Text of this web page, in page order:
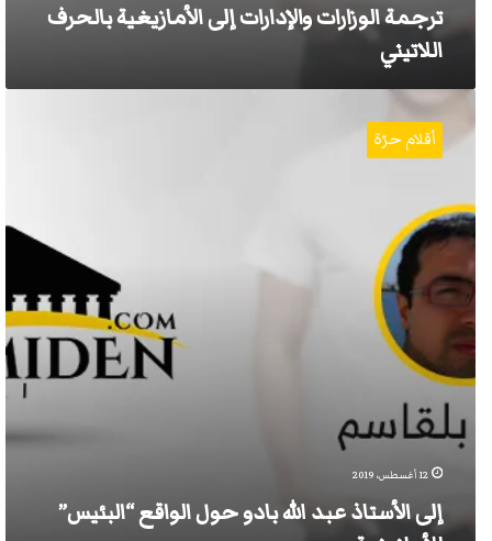
ترجمة الوزارات والإدارات إلى الأمازيغية بالحرف
اللاتيني
إلى
الأستاذ
عبد
حول
الواقع
“البئيس”
للأمازيغية
أقلام حرّة
12 أغسطس، 2019
إلى الأستاذ عبد الله بادو حول الواقع “البئيس”